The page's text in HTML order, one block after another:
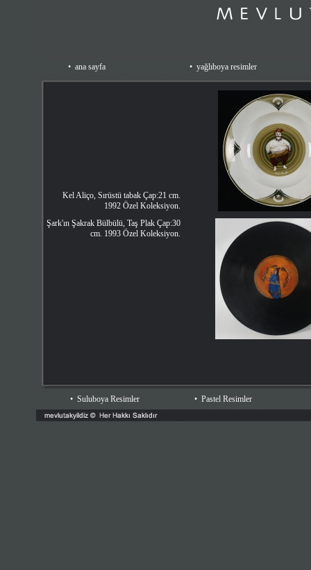
• ana sayfa • yağlıboya resimler
Kel Aliço, Sırüstü tabak Çap:21 cm.
1992 Özel Koleksiyon.
Şark'ın Şakrak Bülbülü, Taş Plak Çap:30
cm. 1993 Özel Koleksiyon.
• Suluboya Resimler • Pastel Resimler